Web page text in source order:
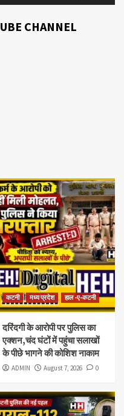
CHANNEL
कटनी मध्य प्रदेश हाल -ए-कटनी
दरिंदगी के आरोपी पर पुलिस का
एक्शन,चंद घंटों में पहुंचा सलाखों
के पीछे भागने की कोशिश नाकाम
ADMIN August 7, 2026 0